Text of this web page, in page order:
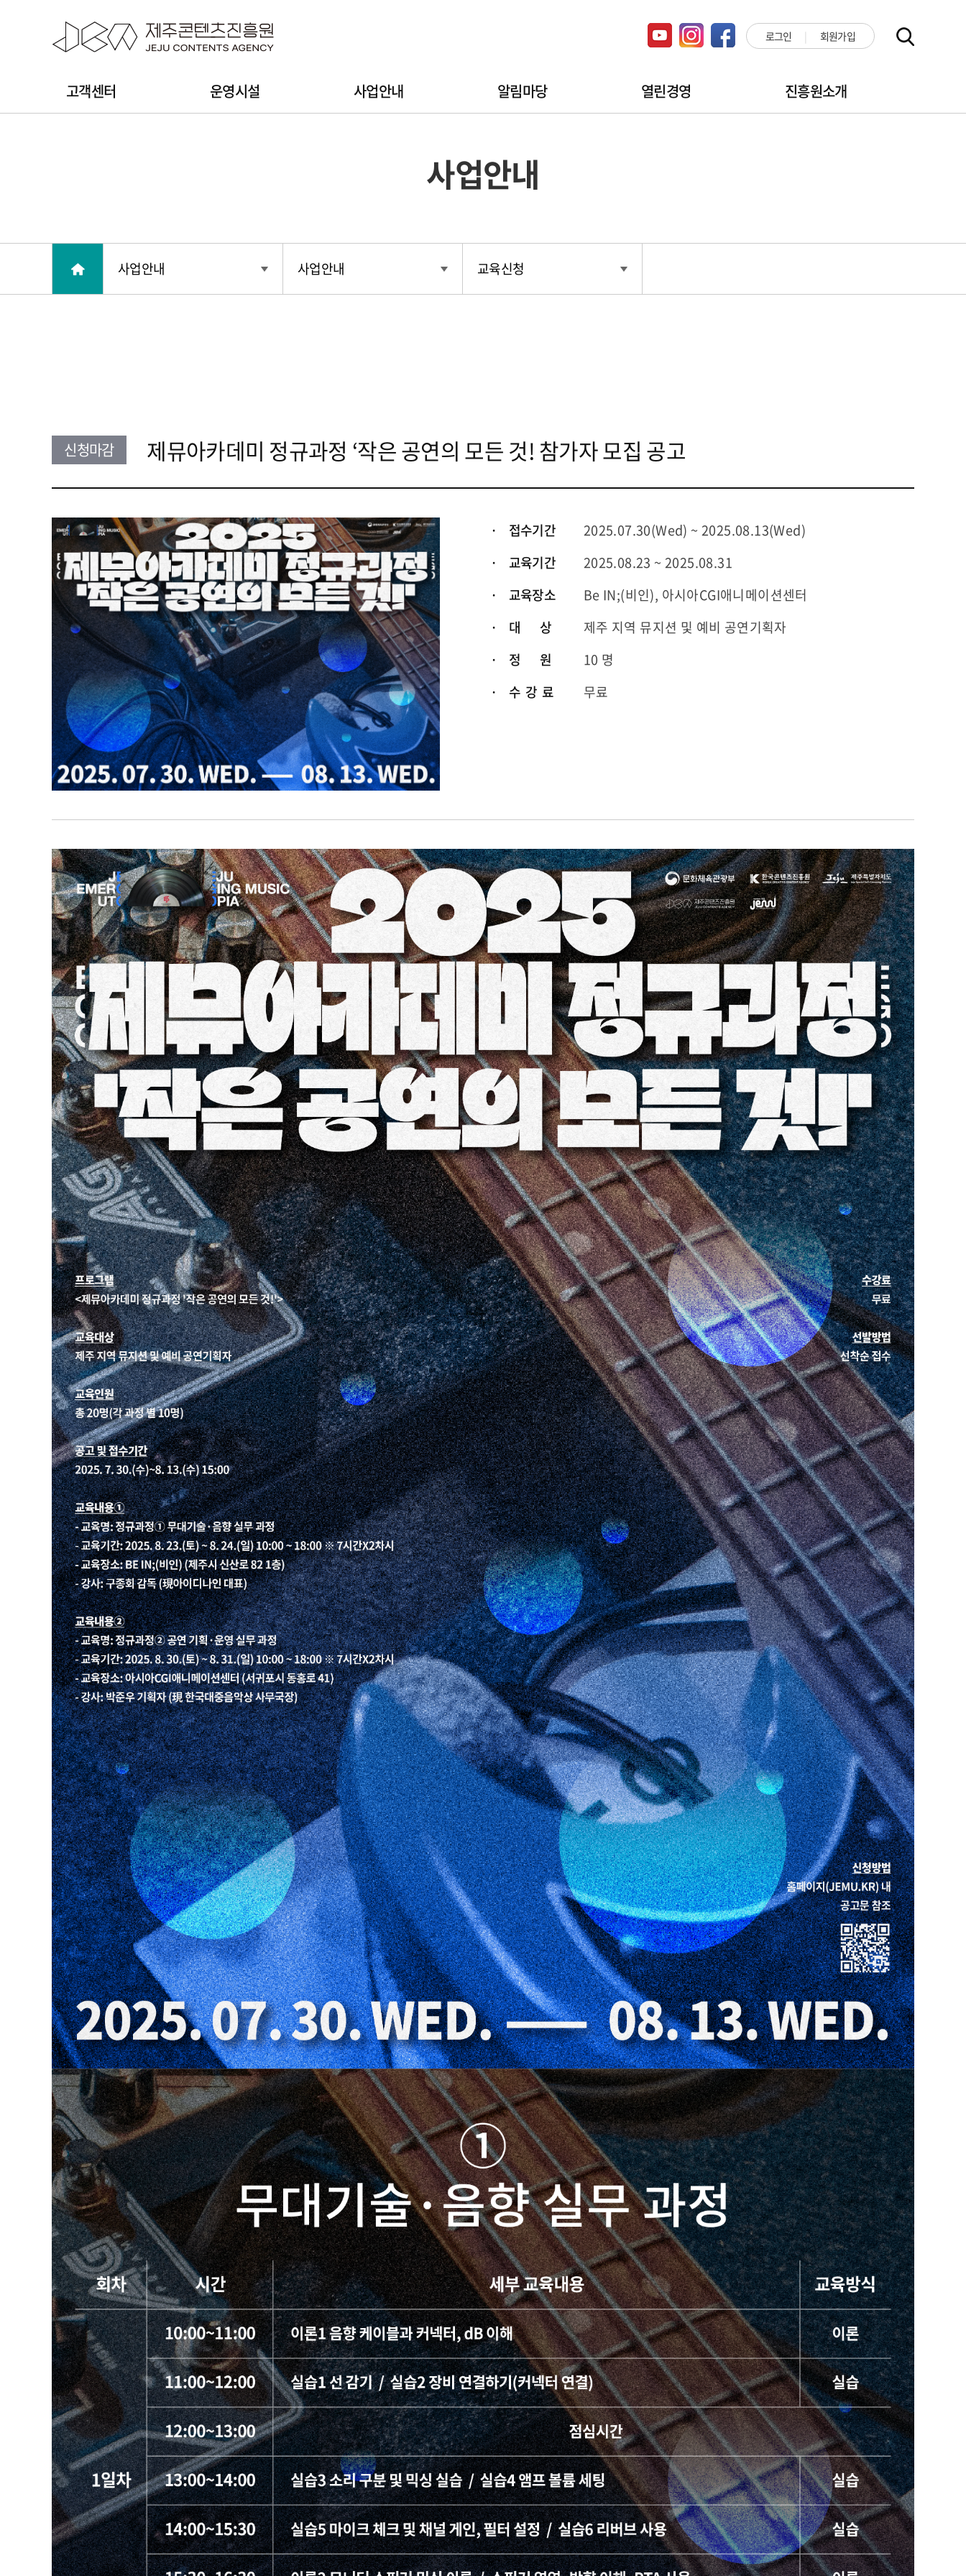
로그인 회원가입
고객센터 운영시설 사업안내 알림마당 열린경영 진흥원소개
사업안내
사업안내 사업안내 교육신청
신청마감 제뮤아카데미 정규과정 ‘작은 공연의 모든 것! 참가자 모집 공고
· 접수기간
2025.07.30(Wed) ~ 2025.08.13(Wed)
· 교육기간
2025.08.23 ~ 2025.08.31
· 교육장소
Be IN;(비인), 아시아CGI애니메이션센터
· 대 상
제주 지역 뮤지션 및 예비 공연기획자
· 정 원
10 명
· 수 강 료
무료